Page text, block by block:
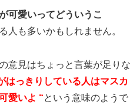
可愛いってどういうこ
人も多いかもしれません。
意見はちょっと言葉が足りな
はっきりしている人はマスカ
愛いよ “という意味のようで